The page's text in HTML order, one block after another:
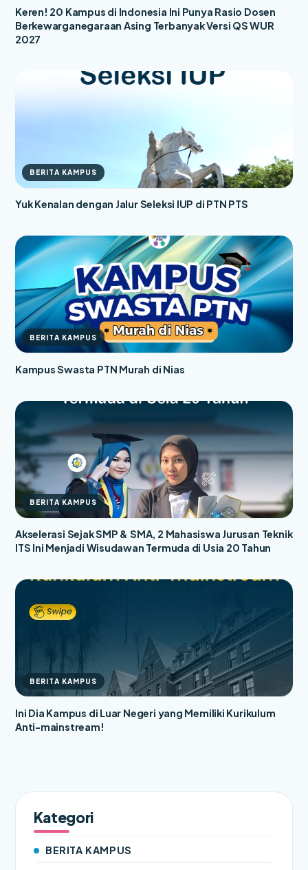
Keren! 20 Kampus di Indonesia Ini Punya Rasio Dosen
Berkewarganegaraan Asing Terbanyak Versi QS WUR
2027
BERITA KAMPUS
Yuk Kenalan dengan Jalur Seleksi IUP di PTN PTS
BERITA KAMPUS
Kampus Swasta PTN Murah di Nias
BERITA KAMPUS
Akselerasi Sejak SMP & SMA, 2 Mahasiswa Jurusan Teknik
ITS Ini Menjadi Wisudawan Termuda di Usia 20 Tahun
BERITA KAMPUS
Ini Dia Kampus di Luar Negeri yang Memiliki Kurikulum
Anti-mainstream!
Kategori
BERITA KAMPUS